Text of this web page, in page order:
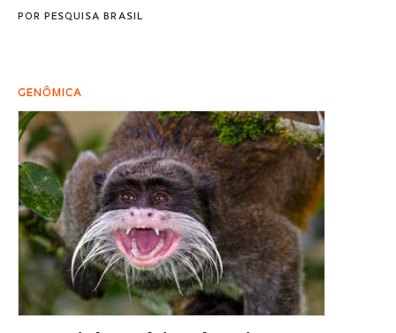
POR PESQUISA BRASIL
GENÔMICA